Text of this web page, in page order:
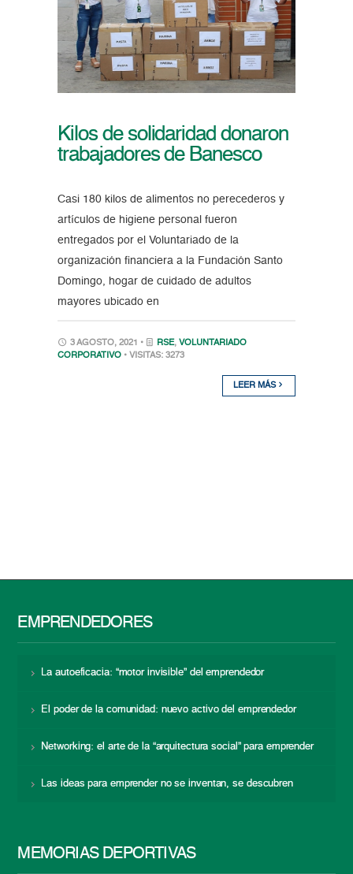
Kilos de solidaridad donaron
trabajadores de Banesco
Casi 180 kilos de alimentos no perecederos y
artículos de higiene personal fueron
entregados por el Voluntariado de la
organización financiera a la Fundación Santo
Domingo, hogar de cuidado de adultos
mayores ubicado en
3 AGOSTO, 2021 • RSE, VOLUNTARIADO
CORPORATIVO • VISITAS: 3273
LEER MÁS
EMPRENDEDORES
La autoeficacia: “motor invisible” del emprendedor
El poder de la comunidad: nuevo activo del emprendedor
Networking: el arte de la “arquitectura social” para emprender
Las ideas para emprender no se inventan, se descubren
MEMORIAS DEPORTIVAS